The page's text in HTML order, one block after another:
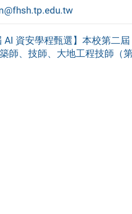
AI 資安學程甄選】本校第二
師、技師、大地工程技師（